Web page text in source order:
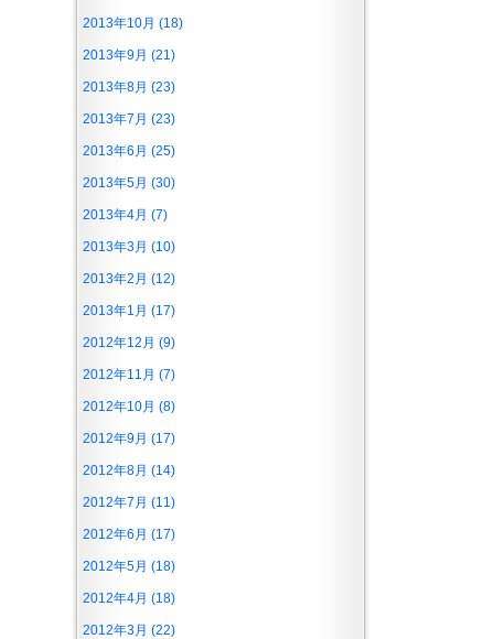
2013年10月 (18)
2013年9月 (21)
2013年8月 (23)
2013年7月 (23)
2013年6月 (25)
2013年5月 (30)
2013年4月 (7)
2013年3月 (10)
2013年2月 (12)
2013年1月 (17)
2012年12月 (9)
2012年11月 (7)
2012年10月 (8)
2012年9月 (17)
2012年8月 (14)
2012年7月 (11)
2012年6月 (17)
2012年5月 (18)
2012年4月 (18)
2012年3月 (22)